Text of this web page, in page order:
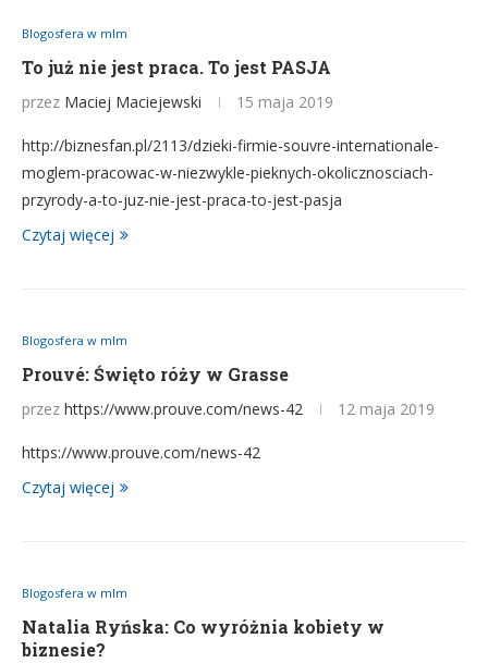
Blogosfera w mlm
To już nie jest praca. To jest PASJA
przez Maciej Maciejewski 15 maja 2019
http://biznesfan.pl/2113/dzieki-firmie-souvre-internationale-
moglem-pracowac-w-niezwykle-pieknych-okolicznosciach-
przyrody-a-to-juz-nie-jest-praca-to-jest-pasja
Czytaj więcej
Blogosfera w mlm
Prouvé: Święto róży w Grasse
przez https://www.prouve.com/news-42 12 maja 2019
https://www.prouve.com/news-42
Czytaj więcej
Blogosfera w mlm
Natalia Ryńska: Co wyróżnia kobiety w
biznesie?